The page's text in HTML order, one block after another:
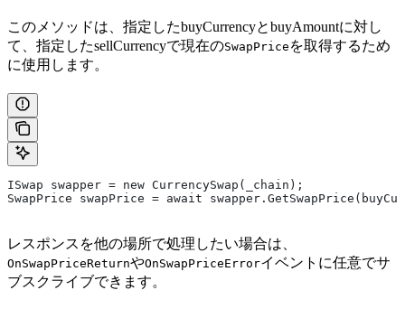
このメソッドは、指定したbuyCurrencyとbuyAmountに対し
て、指定したsellCurrencyで現在のSwapPrice を取得するため
に使用します。
ISwap swapper = new CurrencySwap(_chain);
SwapPrice swapPrice = await
レスポンスを他の場所で処理したい場合は、
OnSwapPriceReturnやOnSwapPriceErrorイベントに任意でサ
ブスクライブできます。